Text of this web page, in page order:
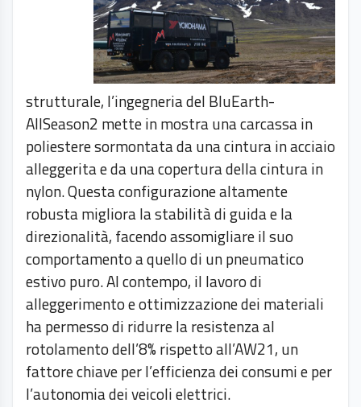
strutturale, l’ingegneria del BluEarth-
AllSeason2 mette in mostra una carcassa in
poliestere sormontata da una cintura in acciaio
alleggerita e da una copertura della cintura in
nylon. Questa configurazione altamente
robusta migliora la stabilità di guida e la
direzionalità, facendo assomigliare il suo
comportamento a quello di un pneumatico
estivo puro. Al contempo, il lavoro di
alleggerimento e ottimizzazione dei materiali
ha permesso di ridurre la resistenza al
rotolamento dell’8% rispetto all’AW21, un
fattore chiave per l’efficienza dei consumi e per
l’autonomia dei veicoli elettrici.